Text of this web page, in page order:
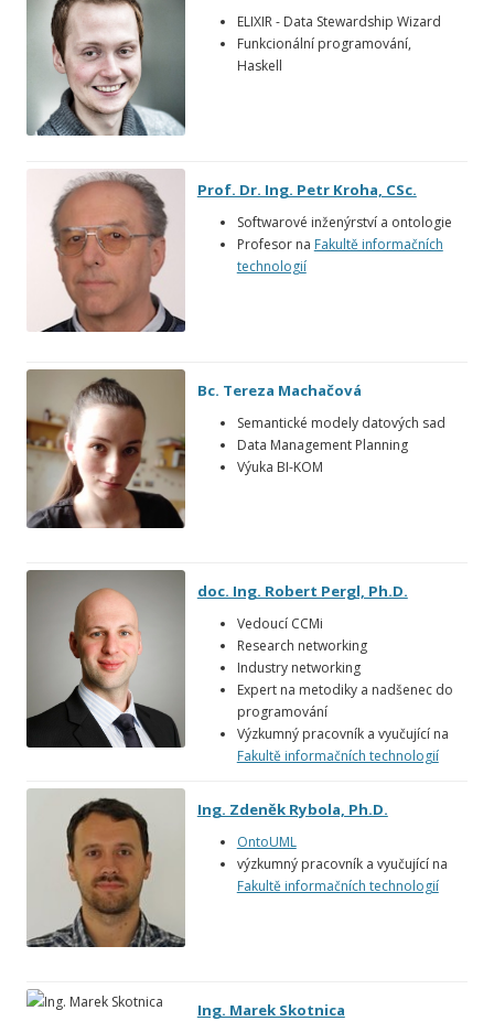
ELIXIR - Data Stewardship Wizard
Funkcionální programování,
Haskell
Prof. Dr. Ing. Petr Kroha, CSc.
Softwarové inženýrství a ontologie
Profesor na Fakultě informačních
technologií
Bc. Tereza Machačová
Semantické modely datových sad
Data Management Planning
Výuka BI-KOM
doc. Ing. Robert Pergl, Ph.D.
Vedoucí CCMi
Research networking
Industry networking
Expert na metodiky a nadšenec do
programování
Výzkumný pracovník a vyučující na
Fakultě informačních technologií
Ing. Zdeněk Rybola, Ph.D.
OntoUML
výzkumný pracovník a vyučující na
Fakultě informačních technologií
Ing. Marek Skotnica